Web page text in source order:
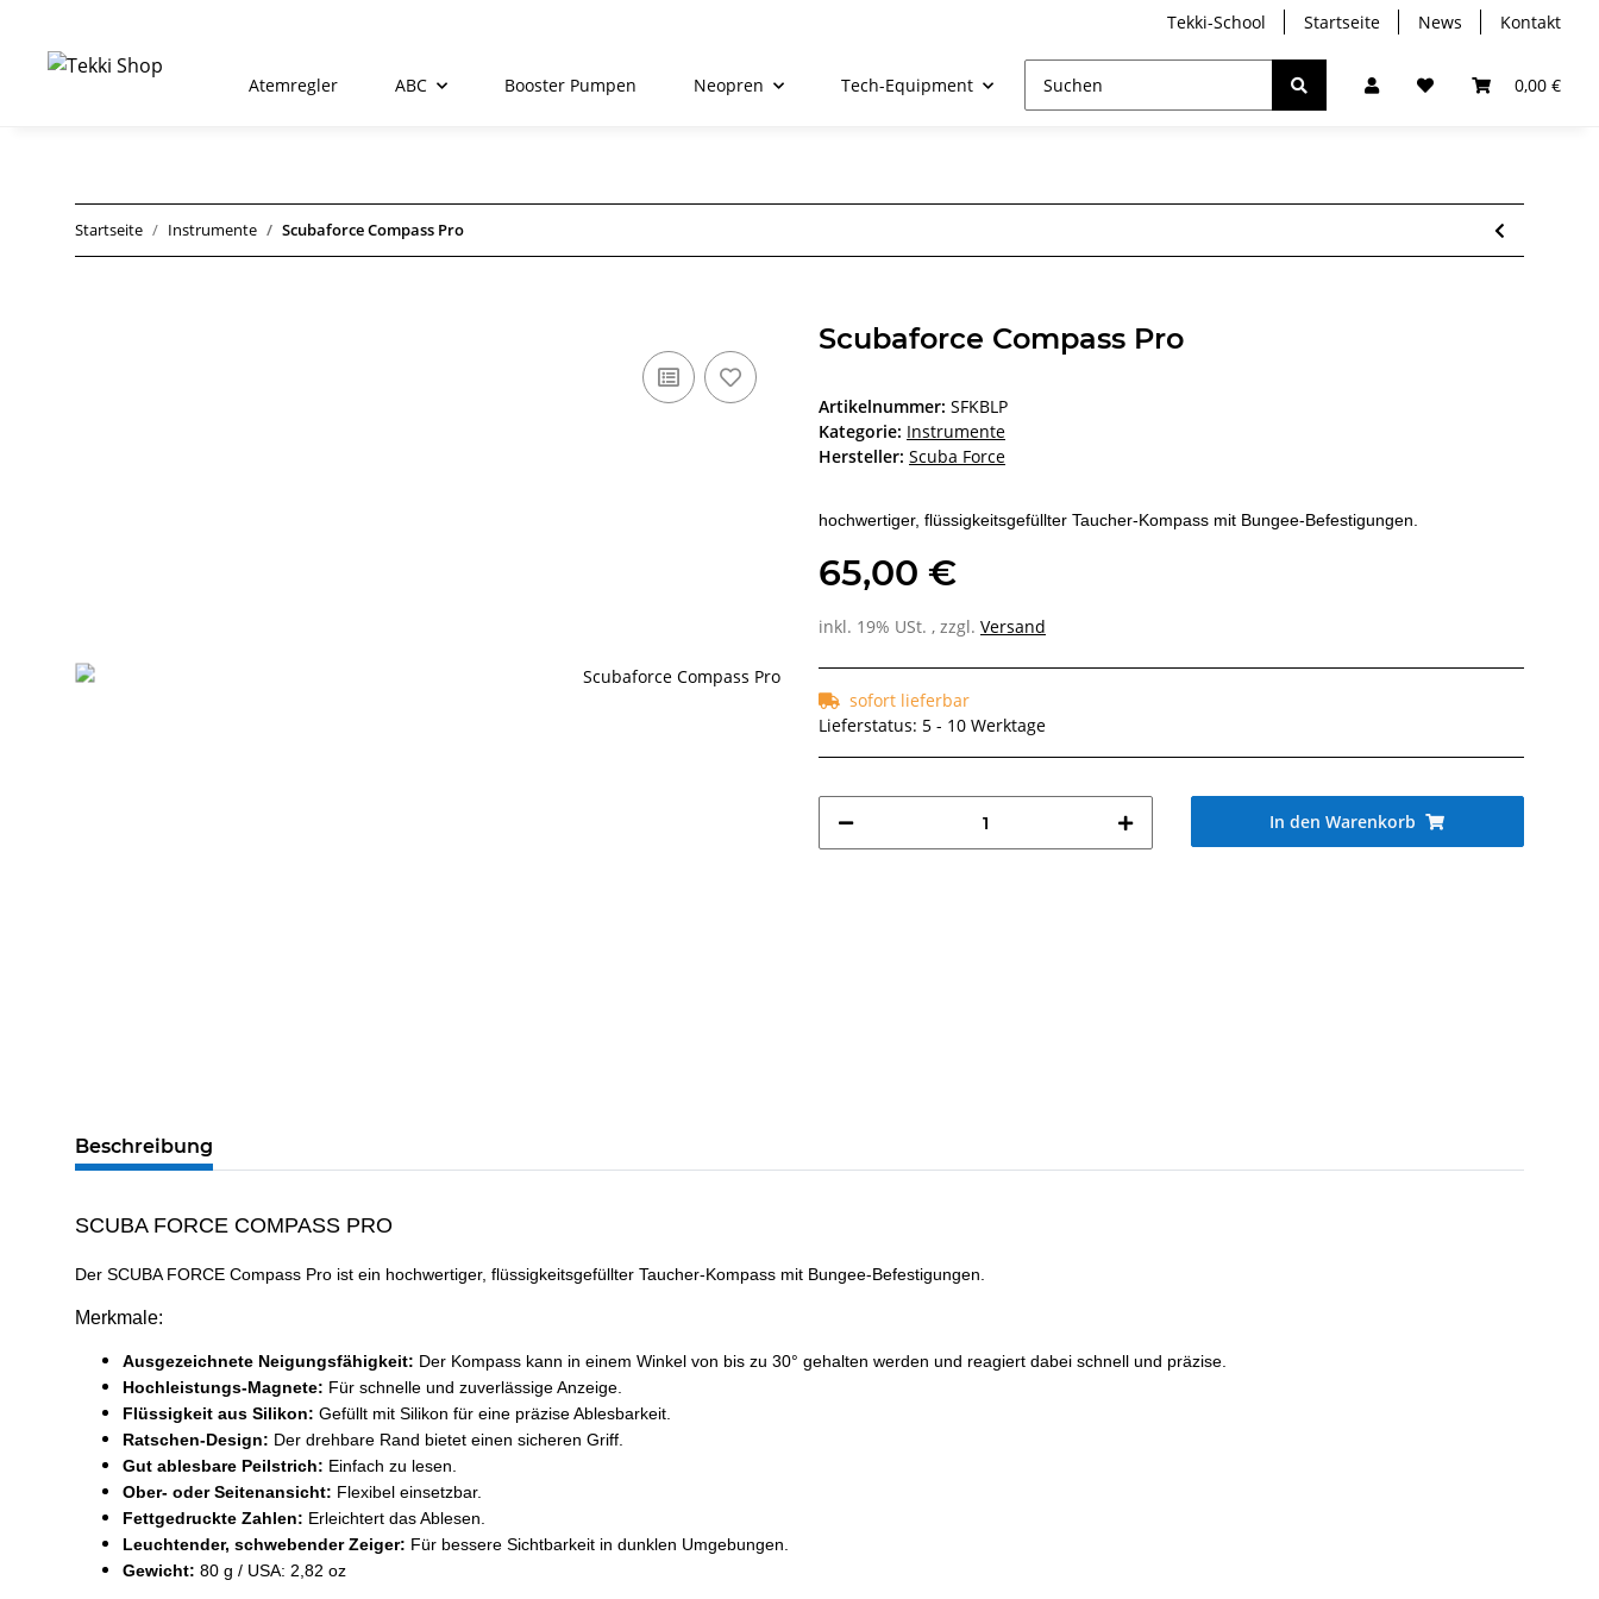
Tekki-School Startseite News Kontakt
0,00 €
Atemregler ABC Booster Pumpen Neopren Tech-Equipment Rebreather Trockentauchen Analyser / Computer
Startseite Instrumente Scubaforce Compass Pro
Scubaforce Compass Pro
Artikelnummer: SFKBLP
Kategorie: Instrumente
Hersteller: Scuba Force
hochwertiger, flüssigkeitsgefüllter Taucher-Kompass mit Bungee-Befestigungen.
65,00 €
inkl. 19% USt. , zzgl. Versand
sofort lieferbar
Lieferstatus: 5 - 10 Werktage
In den Warenkorb
Beschreibung
SCUBA FORCE COMPASS PRO
Der SCUBA FORCE Compass Pro ist ein hochwertiger, flüssigkeitsgefüllter Taucher-Kompass mit Bungee-Befestigungen.
Merkmale:
Ausgezeichnete Neigungsfähigkeit: Der Kompass kann in einem Winkel von bis zu 30° gehalten werden und reagiert dabei schnell und präzise.
Hochleistungs-Magnete: Für schnelle und zuverlässige Anzeige.
Flüssigkeit aus Silikon: Gefüllt mit Silikon für eine präzise Ablesbarkeit.
Ratschen-Design: Der drehbare Rand bietet einen sicheren Griff.
Gut ablesbare Peilstrich: Einfach zu lesen.
Ober- oder Seitenansicht: Flexibel einsetzbar.
Fettgedruckte Zahlen: Erleichtert das Ablesen.
Leuchtender, schwebender Zeiger: Für bessere Sichtbarkeit in dunklen Umgebungen.
Gewicht: 80 g / USA: 2,82 oz